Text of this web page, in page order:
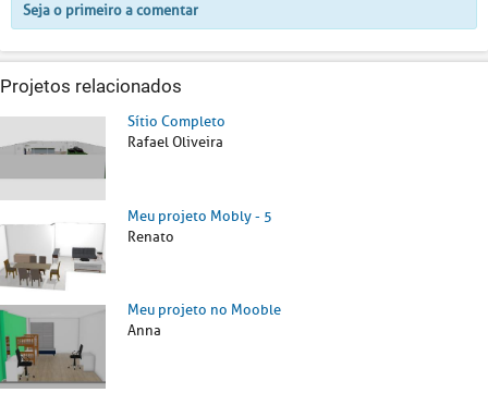
Seja o primeiro a comentar
Projetos relacionados
Sítio Completo
Rafael Oliveira
Meu projeto Mobly - 5
Renato
Meu projeto no Mooble
Anna